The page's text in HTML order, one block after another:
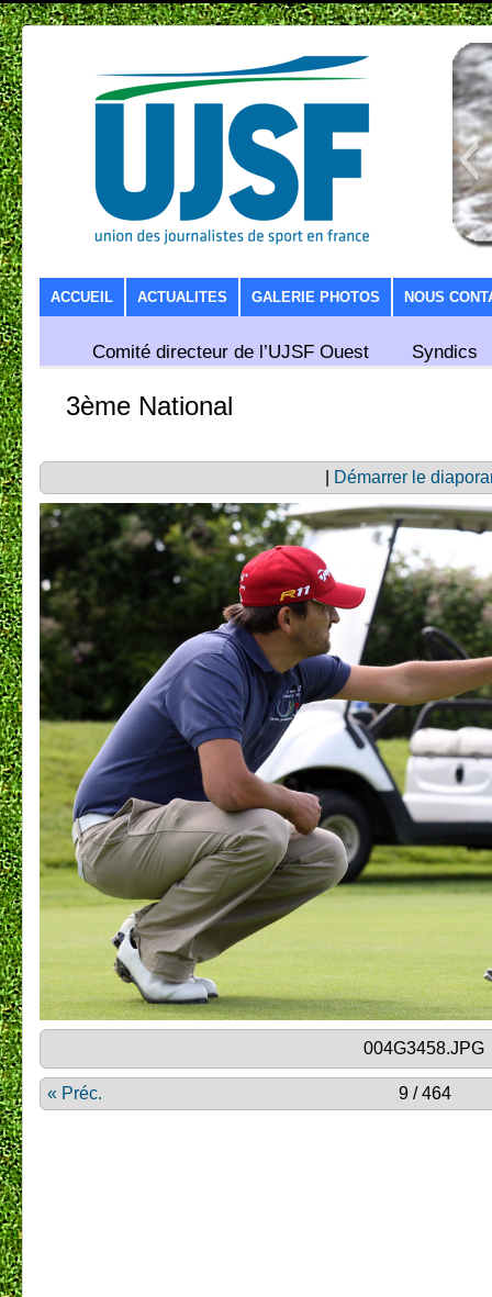
SKIP TO CONTENT
ACCUEIL ACTUALITES GALERIE PHOTOS NOUS
Comité directeur de l’UJSF Ouest Syndics
3ème National
Démarrer le
004G3458.JPG
« Préc. 9 / 464